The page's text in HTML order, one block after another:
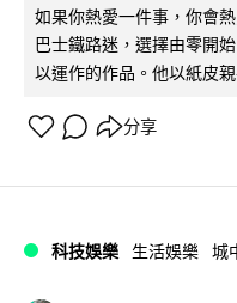
如果你熱愛一件事，你會
巴士鐵路迷，選擇由零開
以運作的作品。他以紙皮
分享
科技娛樂 生活娛樂 城